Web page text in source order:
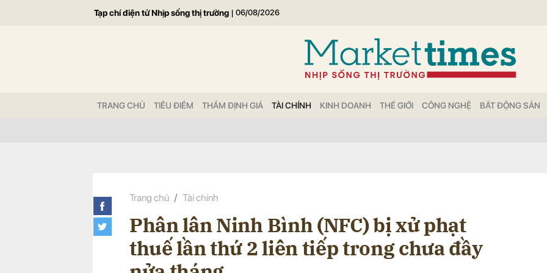
Tạp chí điện tử Nhịp sống thị trường | 06/08/2026
TRANG CHỦ TIÊU ĐIỂM THẨM ĐỊNH GIÁ TÀI CHÍNH KINH DOANH THẾ GIỚI CÔNG NGHỆ BẤT ĐỘNG SẢN
Trang chủ Tài chính
Phân lân Ninh Bình (NFC) bị xử phạt
thuế lần thứ 2 liên tiếp trong chưa đầy
Gửi bình luận